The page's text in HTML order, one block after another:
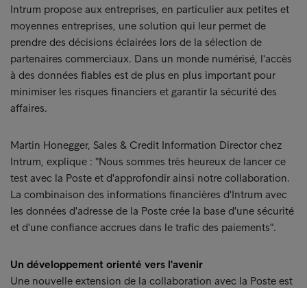
Intrum propose aux entreprises, en particulier aux petites et
moyennes entreprises, une solution qui leur permet de
prendre des décisions éclairées lors de la sélection de
partenaires commerciaux. Dans un monde numérisé, l'accès
à des données fiables est de plus en plus important pour
minimiser les risques financiers et garantir la sécurité des
affaires.
Martin Honegger, Sales & Credit Information Director chez
Intrum, explique : "Nous sommes très heureux de lancer ce
test avec la Poste et d'approfondir ainsi notre collaboration.
La combinaison des informations financières d'Intrum avec
les données d'adresse de la Poste crée la base d'une sécurité
et d'une confiance accrues dans le trafic des paiements".
Un développement orienté vers l'avenir
Une nouvelle extension de la collaboration avec la Poste est